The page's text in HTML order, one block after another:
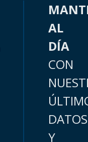
AL
DÍA
CON
DATOS
Y